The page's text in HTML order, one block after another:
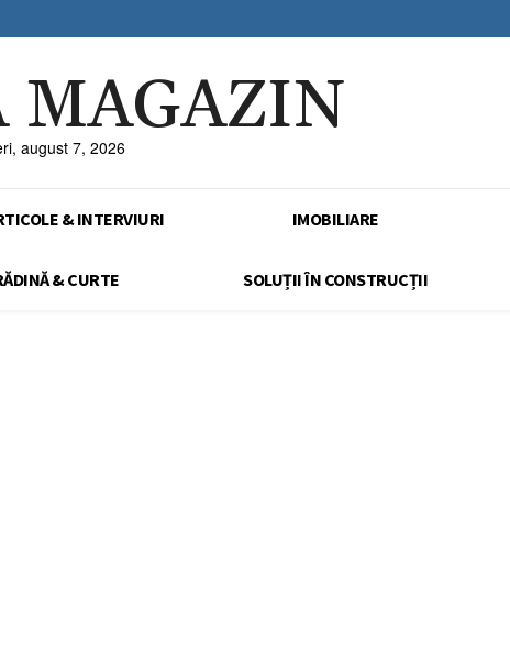
MAGAZIN
august 7, 2026
& INTERVIURI IMOBILIARE
& CURTE SOLUȚII ÎN CONSTRUCȚII